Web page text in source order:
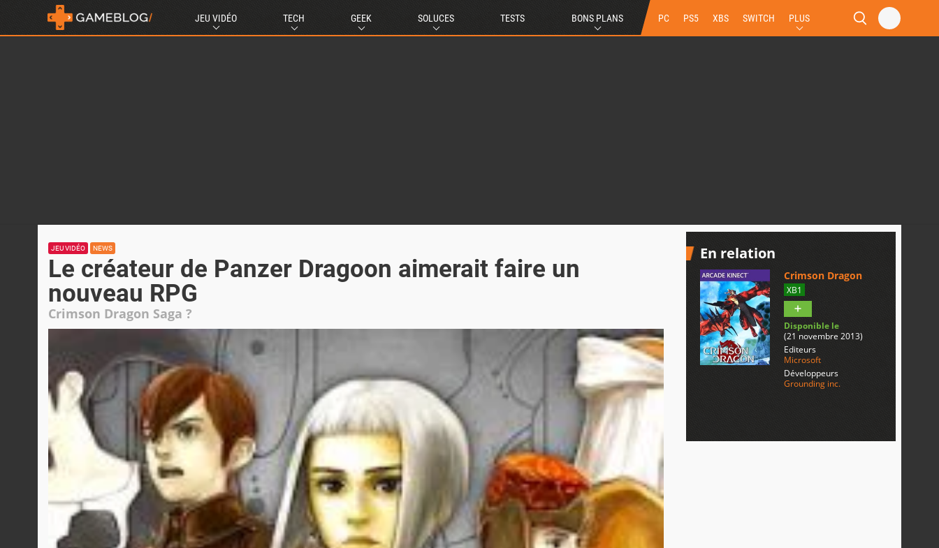
JEU VIDÉO TECH GEEK SOLUCES TESTS BONS PLANS PC PS5 XBS SWITCH PLUS
JEU VIDÉO NEWS
Le créateur de Panzer Dragoon aimerait faire un
nouveau RPG
Crimson Dragon Saga ?
En relation
Crimson Dragon
XB1
Disponible le
(21 novembre 2013)
Editeurs
Microsoft
Développeurs
Grounding inc.